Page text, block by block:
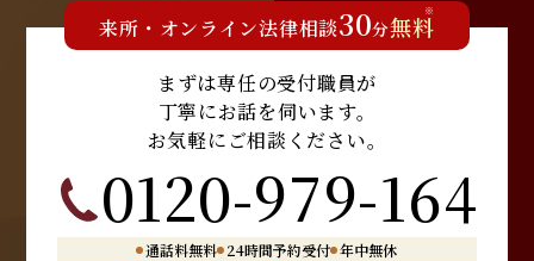
来所 ・ オンライン法律相談30分無料
※
まずは専任の受付職員が
丁寧にお話を伺います。
お気軽にご相談ください。
0120-979-164
通話料無料 24時間予約受付 年中無休